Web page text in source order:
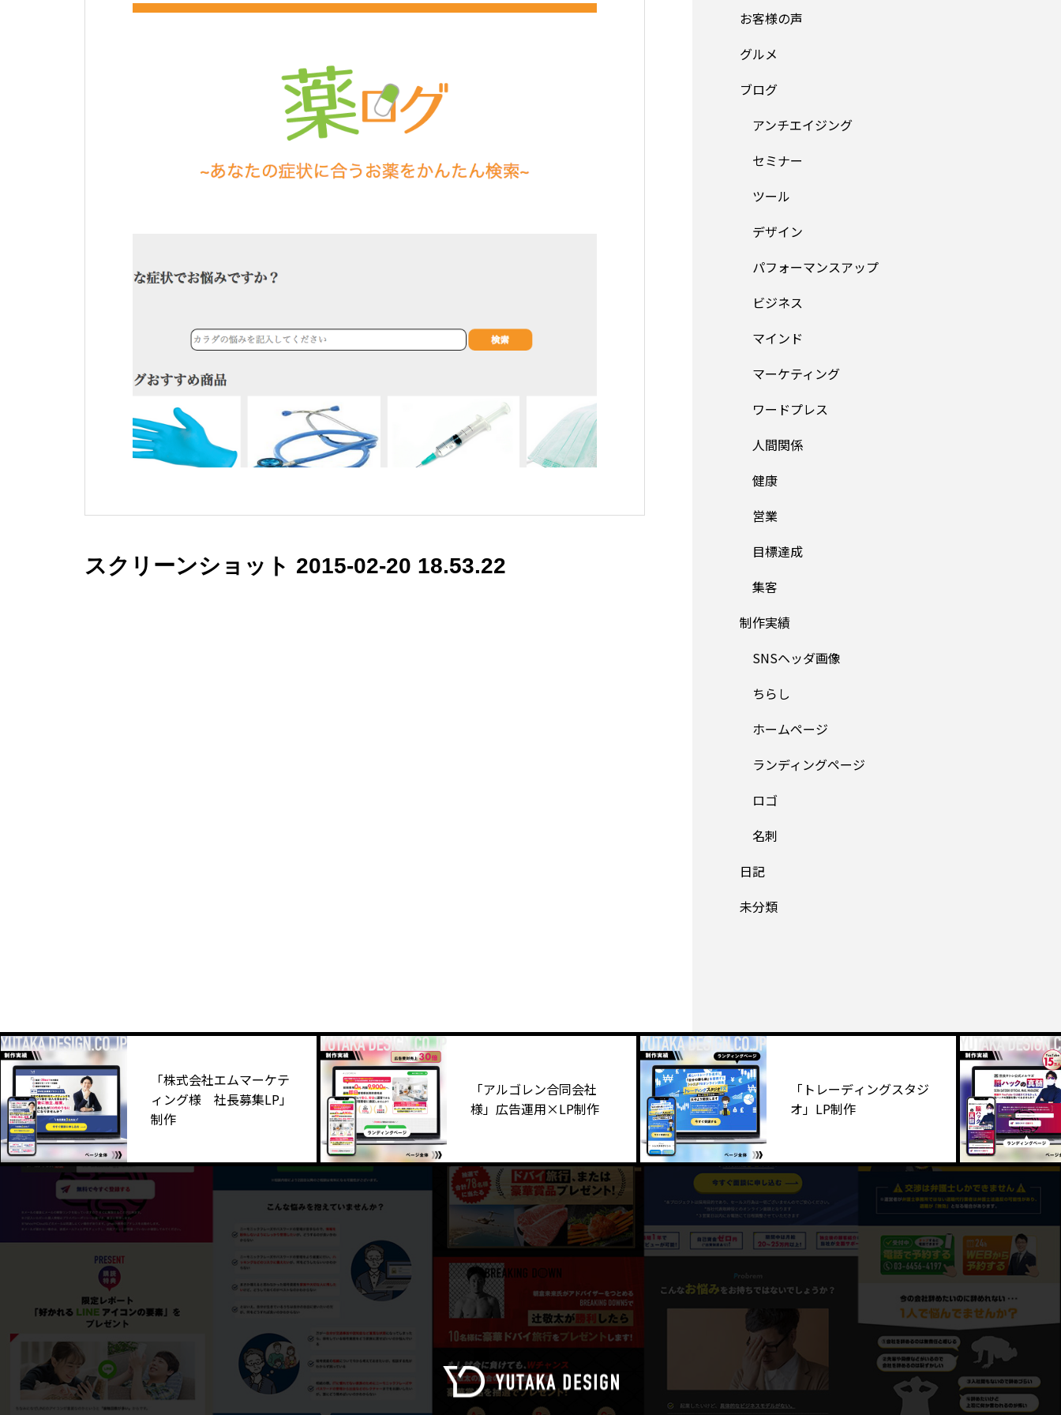
スクリーンショット 2015-02-20 18.53.22
お客様の声
グルメ
ブログ
アンチエイジング
セミナー
ツール
デザイン
パフォーマンスアップ
ビジネス
マインド
マーケティング
ワードプレス
人間関係
健康
営業
目標達成
集客
制作実績
SNSヘッダ画像
ちらし
ホームページ
ランディングページ
ロゴ
名刺
日記
未分類
「株式会社エムマーケテ
ィング様 社長募集LP」
制作
「アルゴレン合同会社
様」広告運用×LP制作
「トレーディングスタジ
オ」LP制作